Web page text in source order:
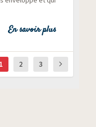
En savoir plus
1 2 3